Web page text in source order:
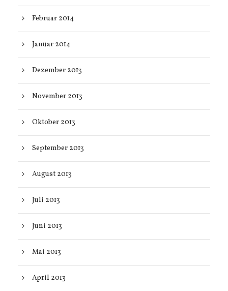
Februar 2014
Januar 2014
Dezember 2013
November 2013
Oktober 2013
September 2013
August 2013
Juli 2013
Juni 2013
Mai 2013
April 2013